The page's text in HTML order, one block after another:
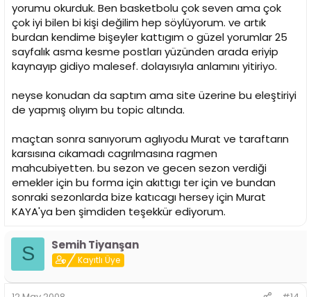
yorumu okurduk. Ben basketbolu çok seven ama çok
çok iyi bilen bi kişi değilim hep söylüyorum. ve artık
burdan kendime bişeyler kattıgım o güzel yorumlar 25
sayfalık asma kesme postları yüzünden arada eriyip
kaynayıp gidiyo malesef. dolayısıyla anlamını yitiriyo.
neyse konudan da saptım ama site üzerine bu eleştiriyi
de yapmış olıyım bu topic altında.
maçtan sonra sanıyorum aglıyodu Murat ve taraftarın
karsısına cıkamadı cagrılmasına ragmen
mahcubiyetten. bu sezon ve gecen sezon verdiği
emekler için bu forma için akıttıgı ter için ve bundan
sonraki sezonlarda bize katıcagı hersey için Murat
KAYA'ya ben şimdiden teşekkür ediyorum.
S Semih Tiyanşan
Kayıtlı Üye